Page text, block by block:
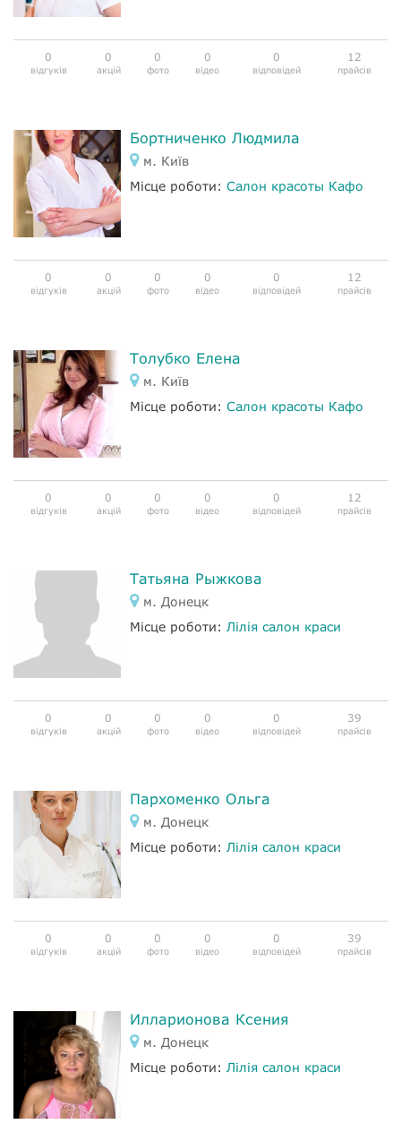
0
відгуків
0
акцій
0
фото
0
відео
0
відповідей
12
прайсів
Бортниченко Людмила
м. Київ
Місце роботи: Салон красоты Кафо
0
відгуків
0
акцій
0
фото
0
відео
0
відповідей
12
прайсів
Толубко Елена
м. Київ
Місце роботи: Салон красоты Кафо
0
відгуків
0
акцій
0
фото
0
відео
0
відповідей
12
прайсів
Татьяна Рыжкова
м. Донецк
Місце роботи: Лілія салон краси
0
відгуків
0
акцій
0
фото
0
відео
0
відповідей
39
прайсів
Пархоменко Ольга
м. Донецк
Місце роботи: Лілія салон краси
0
відгуків
0
акцій
0
фото
0
відео
0
відповідей
39
прайсів
Илларионова Ксения
м. Донецк
Місце роботи: Лілія салон краси